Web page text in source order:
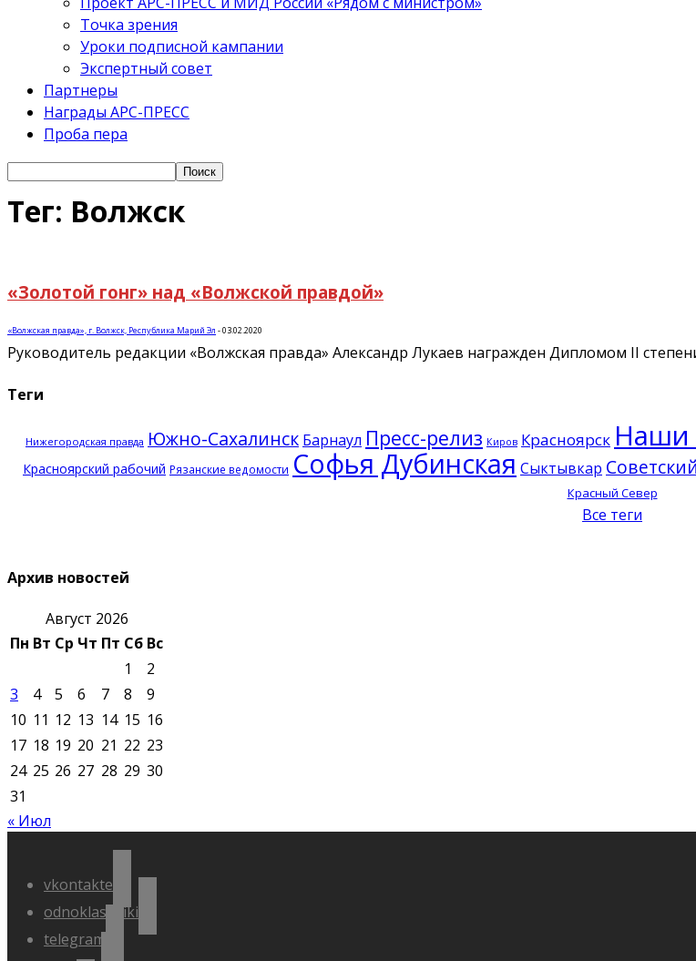
Точка зрения
Уроки подписной кампании
Экспертный совет
Партнеры
Награды АРС-ПРЕСС
Проба пера
Тег: Волжск
«Золотой гонг» над «Волжской правдой»
«Волжская правда», г. Волжск, Республика Марий Эл -03.02.2020
Руководитель редакции «Волжская правда» Александр Лукаев награжден Дипломом II
Теги
Нижегородская правда Южно-Сахалинск Барнаул Пресс-релиз Киров Красноярск Наши
Красноярский рабочий Рязанские ведомости Софья Дубинская Сыктывкар
Красный Север
Все теги
Архив новостей
Август 2026
Пн Вт Ср Чт Пт Сб Вс
1
2
3
4 5 6 7 8
9
10 11 12 13 14 15 16
17 18 19 20 21 22 23
24 25 26 27 28 29 30
31
« Июл
vkontakte
odnoklassniki
telegram